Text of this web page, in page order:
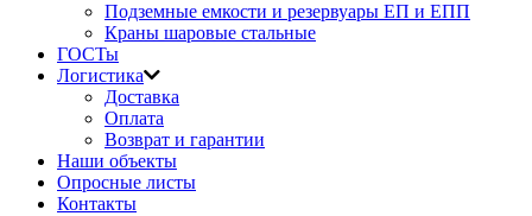
Подземные емкости и резервуары ЕП и ЕПП
Краны шаровые стальные
ГОСТы
Логистика
Доставка
Оплата
Возврат и гарантии
Наши объекты
Опросные листы
Контакты